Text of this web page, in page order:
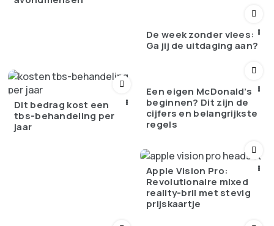
De week zonder vlees:
Ga jij de uitdaging aan?
Dit bedrag kost een
tbs-behandeling per
jaar
Een eigen McDonald’s
beginnen? Dit zijn de
cijfers en belangrijkste
regels
Apple Vision Pro:
Revolutionaire mixed
reality-bril met stevig
prijskaartje